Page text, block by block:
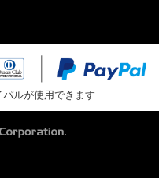
ルが使用できます